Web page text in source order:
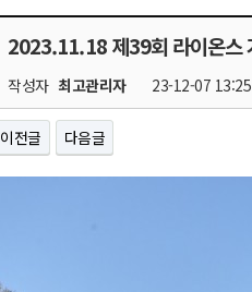
2023.11.18 제39회 라이온스
작성자 최고관리자 23-12-07 13:25
이전글 다음글